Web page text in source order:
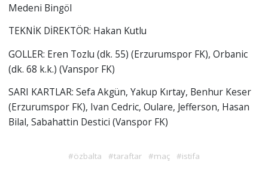
Medeni Bingöl
TEKNİK DİREKTÖR: Hakan Kutlu
GOLLER: Eren Tozlu (dk. 55) (Erzurumspor FK), Orbanic
(dk. 68 k.k.) (Vanspor FK)
SARI KARTLAR: Sefa Akgün, Yakup Kırtay, Benhur Keser
(Erzurumspor FK), Ivan Cedric, Oulare, Jefferson, Hasan
Bilal, Sabahattin Destici (Vanspor FK)
#özbalta #taraftar #maç #istifa